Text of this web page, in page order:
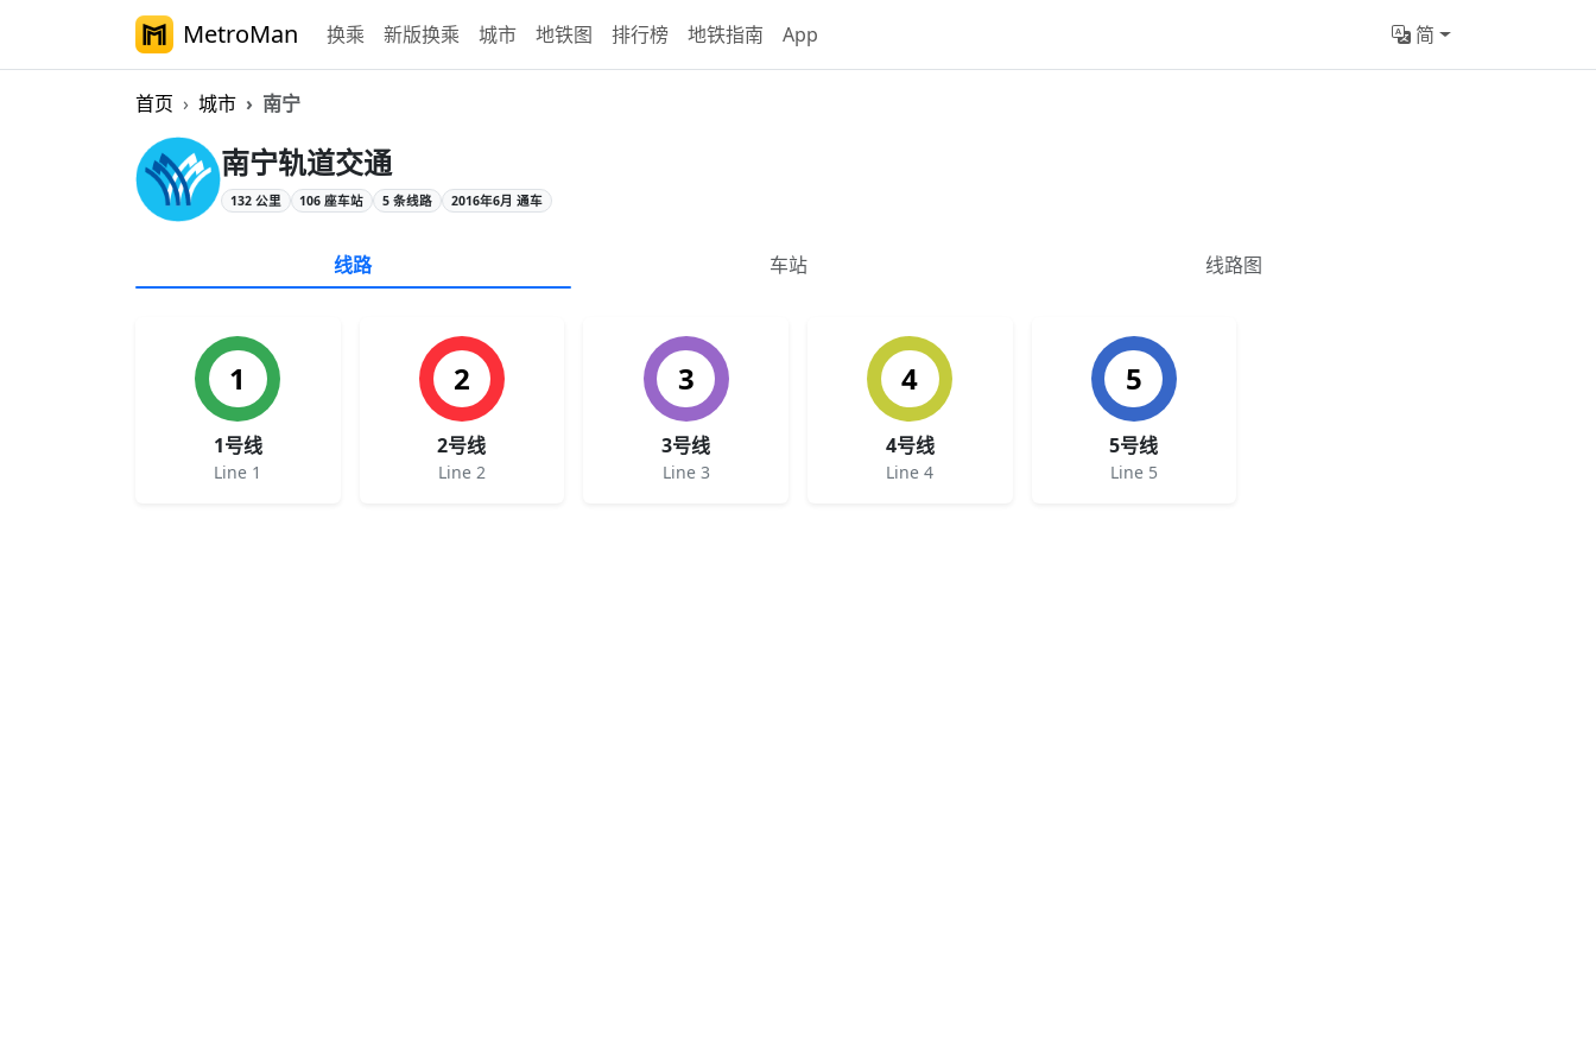
MetroMan 换乘 新版换乘 城市 地铁图 排行榜 地铁指南 App 简
首页 城市 南宁
南宁轨道交通概览
南宁轨道交通
132 公里 106 座车站 5 条线路 2016年6月 通车
线路 车站 线路图
1
1号线
Line 1
2
2号线
Line 2
3
3号线
Line 3
4
4号线
Line 4
5
5号线
Line 5